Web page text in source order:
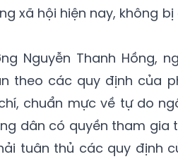
xã hội hiện nay, không
Nguyễn Thanh Hồng,
theo các quy định của
chuẩn mực về tự do
dân có quyền tham gia
tuân thủ các quy định